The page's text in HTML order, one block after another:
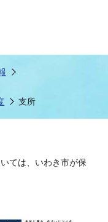
支所
ては、いわき市が保